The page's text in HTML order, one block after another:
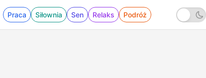
Praca Siłownia Sen Relaks Podróż